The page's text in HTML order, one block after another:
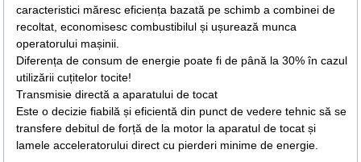
caracteristici măresc eficiența bazată pe schimb a combinei de
recoltat, economisesc combustibilul și ușurează munca
operatorului mașinii.
Diferența de consum de energie poate fi de până la 30% în cazul
utilizării cuțitelor tocite!
Transmisie directă a aparatului de tocat
Este o decizie fiabilă și eficientă din punct de vedere tehnic să se
transfere debitul de forță de la motor la aparatul de tocat și
lamele acceleratorului direct cu pierderi minime de energie.